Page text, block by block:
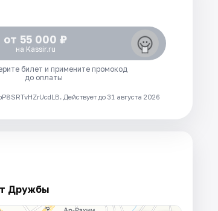
от 55 000 ₽
на Kassir.ru
билет и примените промокод
до оплаты
Действует до 31 августа 2026
Дружбы